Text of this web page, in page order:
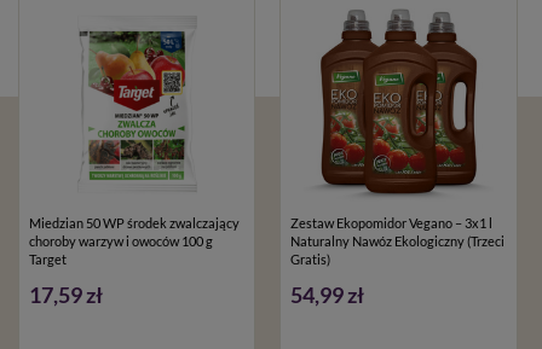
Miedzian 50 WP środek zwalczający
choroby warzyw i owoców 100 g
Target
17,59 zł
Zestaw Ekopomidor Vegano – 3x1 l
Naturalny Nawóz Ekologiczny (Trzeci
Gratis)
54,99 zł